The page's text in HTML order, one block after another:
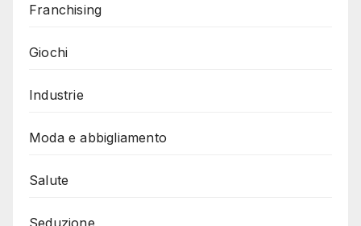
Franchising
Giochi
Industrie
Moda e abbigliamento
Salute
Seduzione